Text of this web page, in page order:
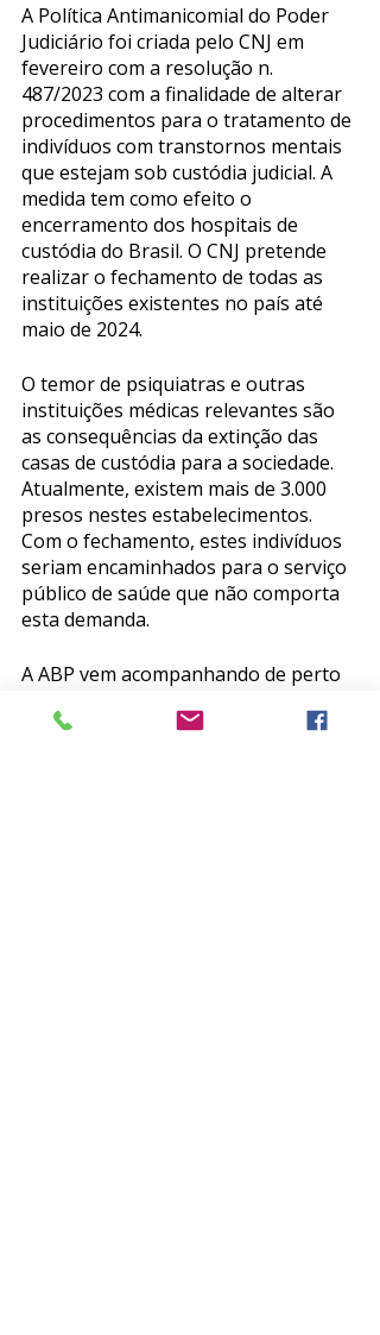
A Política Antimanicomial do Poder
Judiciário foi criada pelo CNJ em
fevereiro com a resolução n.
487/2023 com a finalidade de alterar
procedimentos para o tratamento de
indivíduos com transtornos mentais
que estejam sob custódia judicial. A
medida tem como efeito o
encerramento dos hospitais de
custódia do Brasil. O CNJ pretende
realizar o fechamento de todas as
instituições existentes no país até
maio de 2024.
O temor de psiquiatras e outras
instituições médicas relevantes são
as consequências da extinção das
casas de custódia para a sociedade.
Atualmente, existem mais de 3.000
presos nestes estabelecimentos.
Com o fechamento, estes indivíduos
seriam encaminhados para o serviço
público de saúde que não comporta
esta demanda.
A ABP vem acompanhando de perto
através de reuniões, audiências